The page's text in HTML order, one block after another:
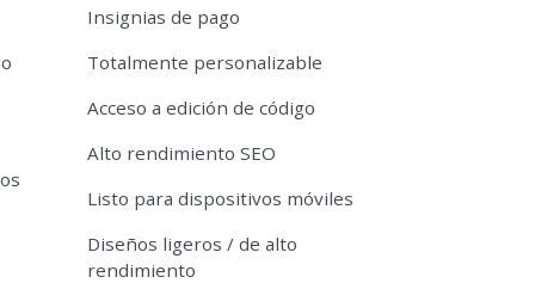
Insignias de pago
Totalmente personalizable
Acceso a edición de código
Alto rendimiento SEO
Listo para dispositivos móviles
Diseños ligeros / de alto
rendimiento